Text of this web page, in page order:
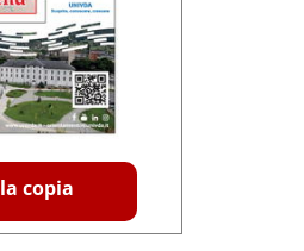
copia